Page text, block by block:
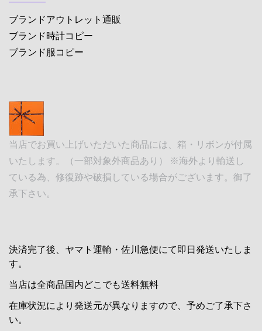
ブランドアウトレット通販
ブランド時計コピー
ブランド服コピー
当店でお買い上げいただいた商品には、箱・リボンが付属
いたします。（一部対象外商品あり） ※海外より輸送し
ている為、修復跡や破損している場合がございます。御了
承下さい。
決済完了後、ヤマト運輸・佐川急便にて即日発送いたしま
す。
当店は全商品国内どこでも送料無料
在庫状況により発送元が異なりますので、予めご了承下さ
い。